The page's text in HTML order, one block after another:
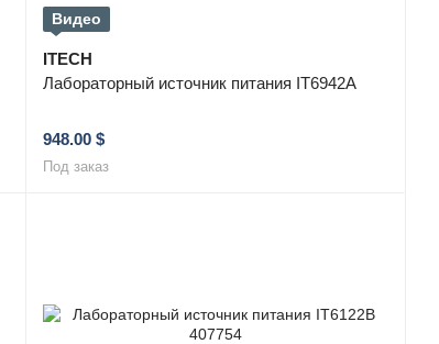
Видео
ITECH
Лабораторный источник питания IT6942A
948.00 $
Под заказ